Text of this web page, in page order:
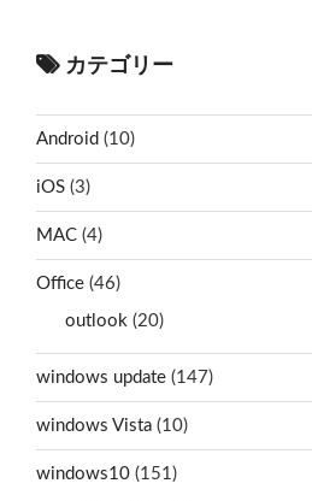
カテゴリー
Android (10)
iOS (3)
MAC (4)
Office (46)
outlook (20)
windows update (147)
windows Vista (10)
windows10 (151)